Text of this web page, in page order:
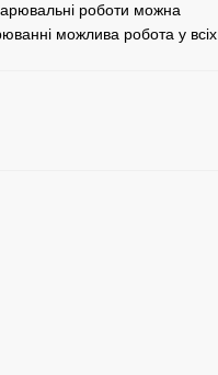
роботи можна
можлива робота у всіх